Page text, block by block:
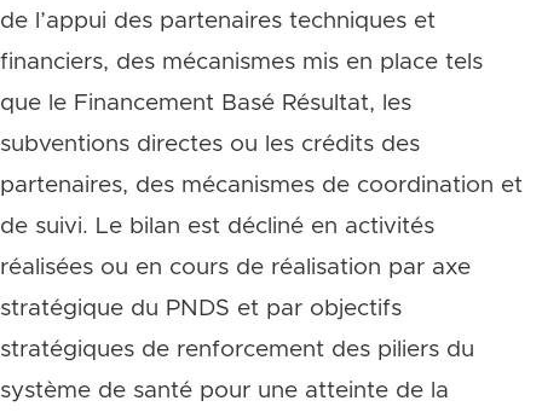
de l’appui des partenaires techniques et
financiers, des mécanismes mis en place tels
que le Financement Basé Résultat, les
subventions directes ou les crédits des
partenaires, des mécanismes de coordination et
de suivi. Le bilan est décliné en activités
réalisées ou en cours de réalisation par axe
stratégique du PNDS et par objectifs
stratégiques de renforcement des piliers du
système de santé pour une atteinte de la